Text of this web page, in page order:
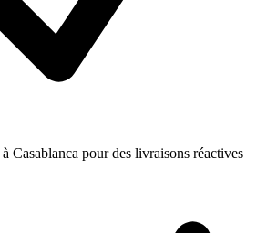
Casablanca pour des livraisons réactives